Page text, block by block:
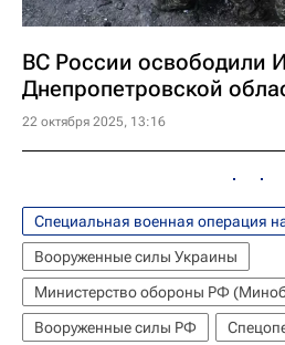
ВС России освободили
Днепропетровской
22 октября 2025, 13:16
Специальная военная операция
Вооруженные силы Украины
Министерство обороны РФ
Вооруженные силы РФ